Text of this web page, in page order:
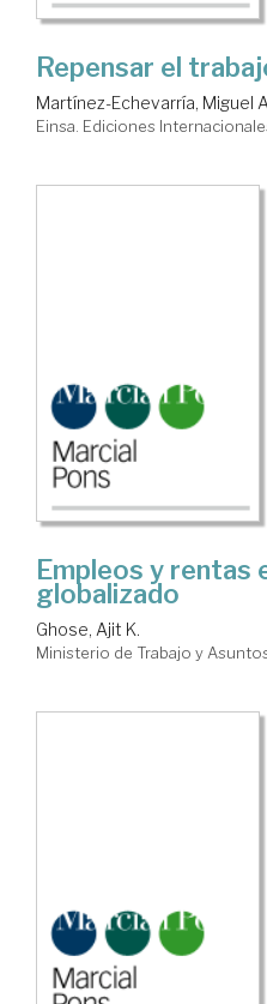
Repensar el
Martínez-Echevarría, Miguel
Einsa. Ediciones
Empleos y rentas
globalizado
Ghose, Ajit K.
Ministerio de Trabajo y